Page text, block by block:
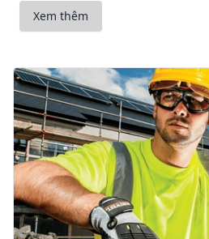
Xem thêm